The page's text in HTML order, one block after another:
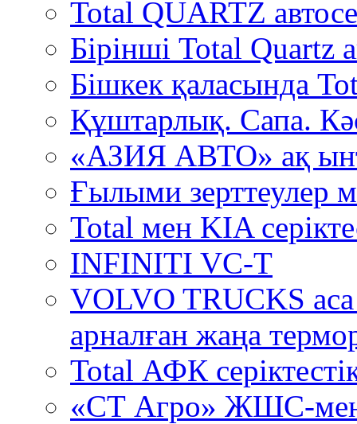
Total QUARTZ
Бірінші Total Quartz
Бішкек қаласында
Құштарлық. Сапа.
«АЗИЯ АВТО» ақ
Ғылыми зерттеулер
Total мен KIA
INFINITI VC-T
VOLVO TRUCKS
арналған жаңа
Total АФК
«СТ Агро» ЖШС-